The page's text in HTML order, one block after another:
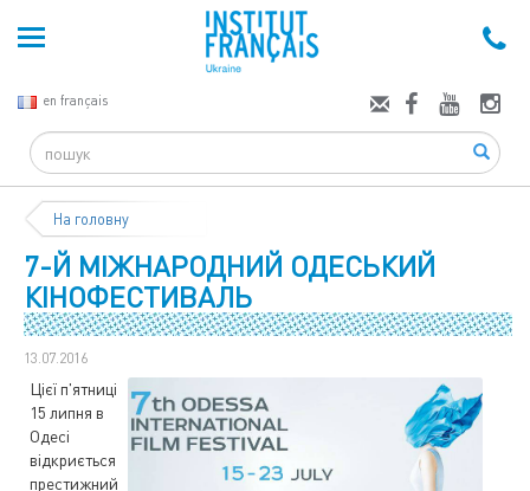
en français
Search
На головну
7-Й МІЖНАРОДНИЙ ОДЕСЬКИЙ
КІНОФЕCТИВАЛЬ
13.07.2016
Цієї п'ятниці
15 липня в
Одесі
відкриється
престижний